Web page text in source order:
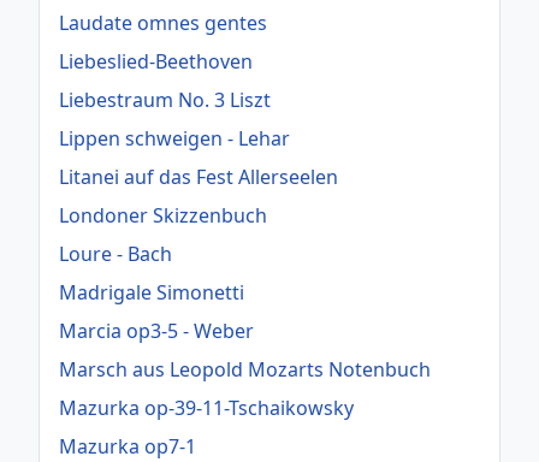
Laudate omnes gentes
Liebeslied-Beethoven
Liebestraum No. 3 Liszt
Lippen schweigen - Lehar
Litanei auf das Fest Allerseelen
Londoner Skizzenbuch
Loure - Bach
Madrigale Simonetti
Marcia op3-5 - Weber
Marsch aus Leopold Mozarts Notenbuch
Mazurka op-39-11-Tschaikowsky
Mazurka op7-1